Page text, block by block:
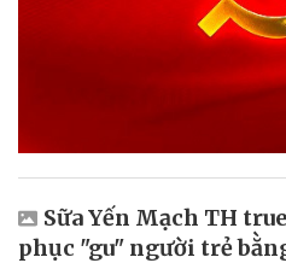
Sữa Yến Mạch TH
phục "gu" người trẻ